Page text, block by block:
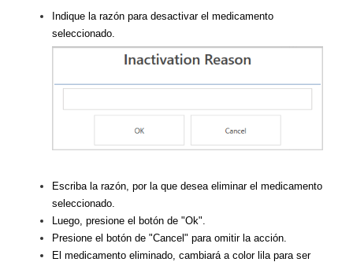
Indique la razón para desactivar el medicamento
seleccionado.
Escriba la razón, por la que desea eliminar el medicamento
seleccionado.
Luego, presione el botón de "Ok".
Presione el botón de "Cancel" para omitir la acción.
El medicamento eliminado, cambiará a color lila para ser